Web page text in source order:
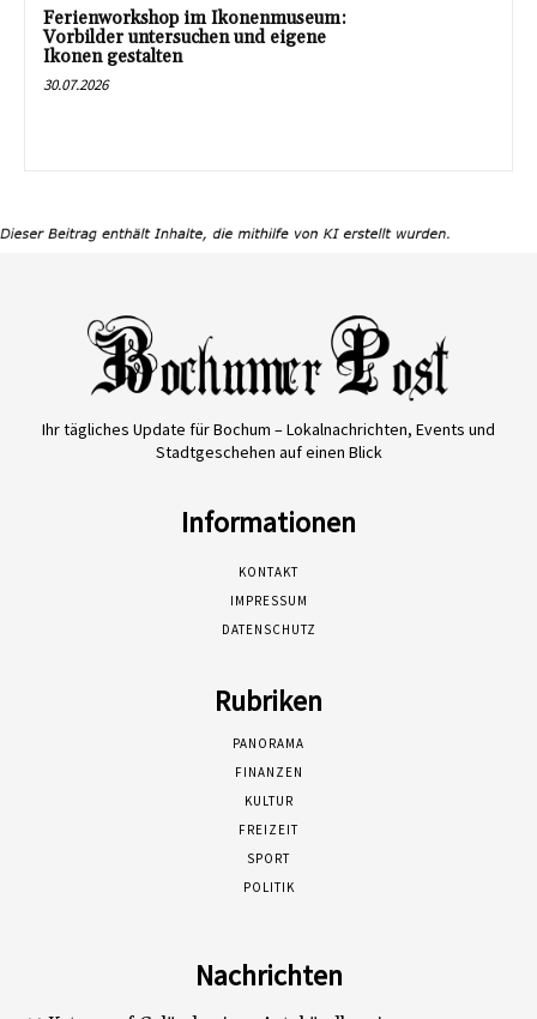
Ferienworkshop im Ikonenmuseum:
Vorbilder untersuchen und eigene
Ikonen gestalten
30.07.2026
Ihr tägliches Update für Bochum – Lokalnachrichten, Events und
Stadtgeschehen auf einen Blick
Informationen
KONTAKT
IMPRESSUM
DATENSCHUTZ
Rubriken
PANORAMA
FINANZEN
KULTUR
FREIZEIT
SPORT
POLITIK
Nachrichten